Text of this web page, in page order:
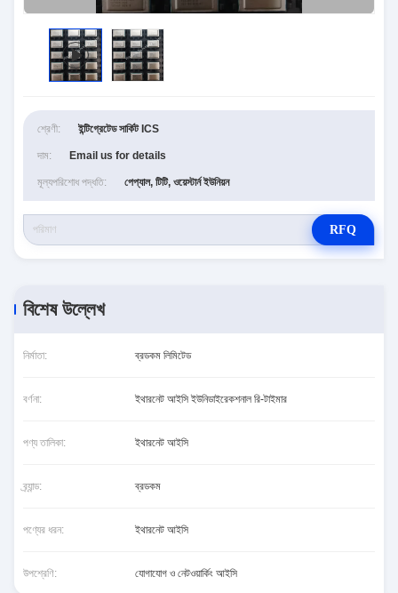
শ্রেণী: ইন্টিগ্রেটেড সার্কিট ICS
দাম: Email us for details
মূল্যপরিশোধ পদ্ধতি: পেপ্যাল, টিটি, ওয়েস্টার্ন ইউনিয়ন
RFQ
বিশেষ উল্লেখ
নির্মাতা: ব্রডকম লিমিটেড
বর্ণনা: ইথারনেট আইসি ইউনিডাইরেকশনাল রি-টাইমার
পণ্য তালিকা: ইথারনেট আইসি
ব্র্যান্ড: ব্রডকম
পণ্যের ধরন: ইথারনেট আইসি
উপশ্রেণি: যোগাযোগ ও নেটওয়ার্কিং আইসি